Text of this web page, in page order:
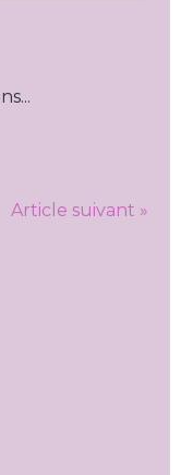
Article suivant »